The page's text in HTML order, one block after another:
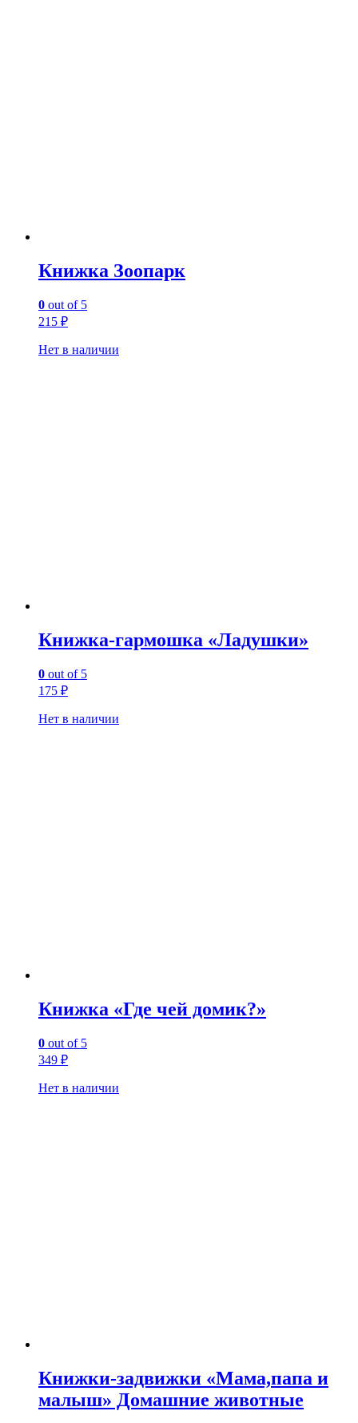
Книжка Зоопарк
0 out of 5
215 ₽
Нет в наличии
Книжка-гармошка «Ладушки»
0 out of 5
175 ₽
Нет в наличии
Книжка «Где чей домик?»
0 out of 5
349 ₽
Нет в наличии
Книжки-задвижки «Мама,папа и
малыш» Домашние животные